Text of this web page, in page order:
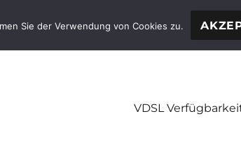
VDSL
Sie der Verwendung von Cookies zu.